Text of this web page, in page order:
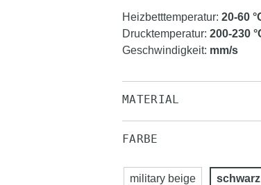
Heizbetttemperatur: 20-60
Drucktemperatur: 200-230
Geschwindigkeit: mm/s
MATERIAL
FARBE
military beige schwarz